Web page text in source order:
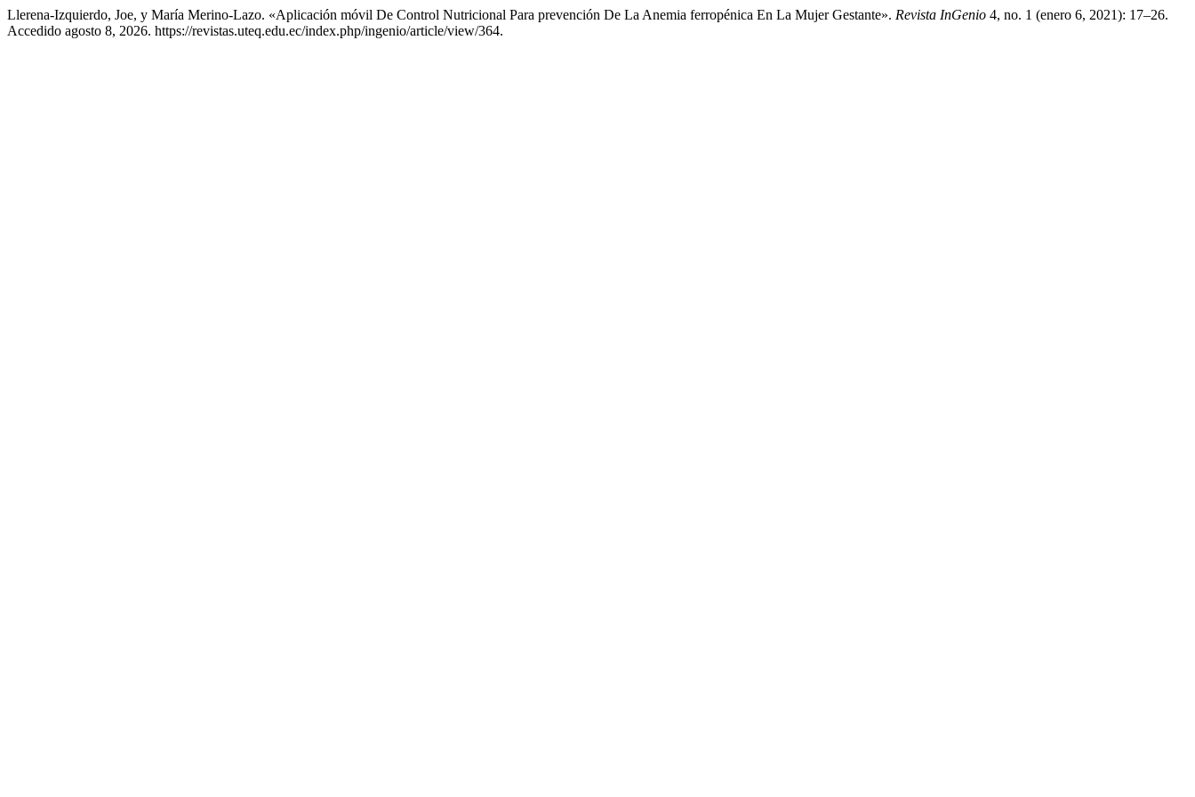
Llerena-Izquierdo, Joe, y María Merino-Lazo. «Aplicación móvil De Control Nutricional Para prevención De La Anemia ferropénica En La Mujer Gestante». Revista InGenio 4, no. 1 (enero 6, 2021): 17–26.
Accedido agosto 8, 2026. https://revistas.uteq.edu.ec/index.php/ingenio/article/view/364.